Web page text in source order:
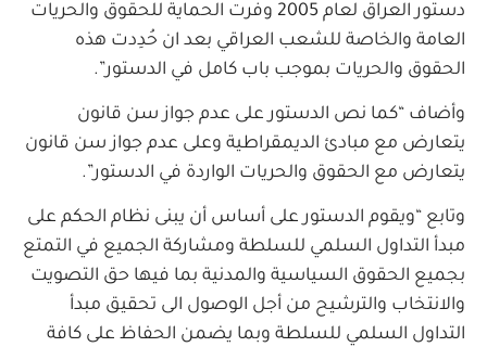
دستور العراق لعام 2005 وفرت الحماية للحقوق والحريات
العامة والخاصة للشعب العراقي بعد ان حُدِدت هذه
الحقوق والحريات بموجب باب كامل في الدستور”.
وأضاف “كما نص الدستور على عدم جواز سن قانون
يتعارض مع مبادئ الديمقراطية وعلى عدم جواز سن قانون
يتعارض مع الحقوق والحريات الواردة في الدستور”.
وتابع “ويقوم الدستور على أساس أن يبنى نظام الحكم على
مبدأ التداول السلمي للسلطة ومشاركة الجميع في التمتع
بجميع الحقوق السياسية والمدنية بما فيها حق التصويت
والانتخاب والترشيح من أجل الوصول الى تحقيق مبدأ
التداول السلمي للسلطة وبما يضمن الحفاظ على كافة